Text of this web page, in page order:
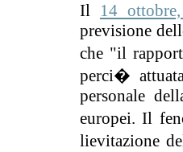
Il 14
previsione
che "il
perci�
personale
europei. Il
lievitazione